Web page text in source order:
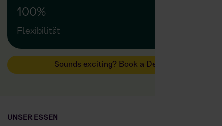
100%
Flexibilität
Sounds exciting? Book a Demo
UNSER ESSEN